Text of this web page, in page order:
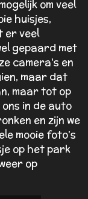
om veel
huisjes,
er veel
gepaard met
camera's en
maar dat
maar tot op
in de auto
en zijn we
mooie foto's
op het park
op